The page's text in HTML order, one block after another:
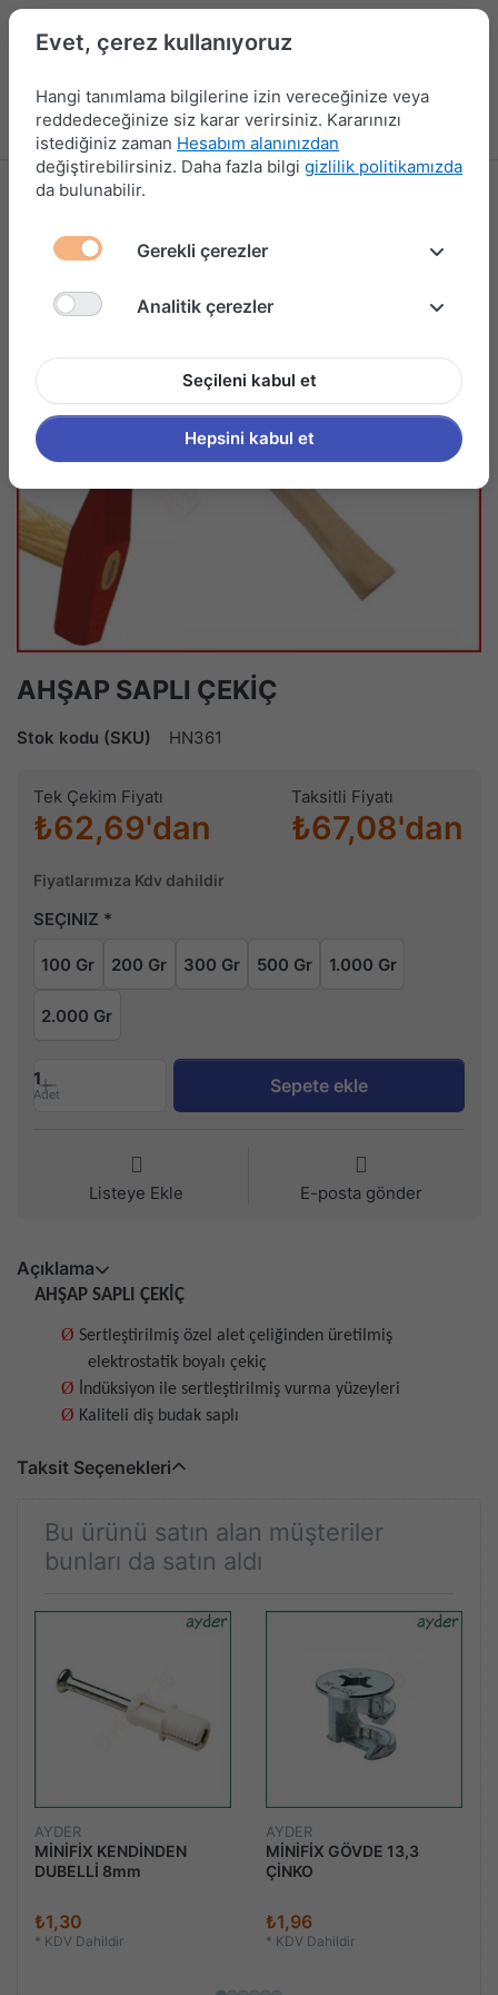
Menü Kampanyalar Yeni Ürünler Giriş yap
AHŞAP SAPLI ÇEKİÇ
Stok kodu (SKU) HN361
Tek Çekim Fiyatı
₺62,69'dan
Taksitli Fiyatı
₺67,08'dan
Fiyatlarımıza Kdv dahildir
SEÇINIZ
100 Gr 200 Gr 300 Gr 500 Gr 1.000 Gr
2.000 Gr
1
Adet Sepete ekle
Listeye Ekle E-posta gönder
Açıklama
AHŞAP SAPLI ÇEKİÇ
Ø Sertleştirilmiş özel alet çeliğinden üretilmiş
elektrostatik boyalı çekiç
Ø İndüksiyon ile sertleştirilmiş vurma yüzeyleri
Ø Kaliteli diş budak saplı
Taksit Seçenekleri
Bu ürünü satın alan müşteriler
bunları da satın aldı
AYDER
MİNİFİX KENDİNDEN
DUBELLİ 8mm
₺1,30
* KDV Dahildir
AYDER
MİNİFİX GÖVDE 13,3
ÇİNKO
₺1,96
* KDV Dahildir
Evet, çerez kullanıyoruz
Hangi tanımlama bilgilerine izin vereceğinize veya
reddedeceğinize siz karar verirsiniz. Kararınızı
istediğiniz zaman Hesabım alanınızdan
değiştirebilirsiniz. Daha fazla bilgi gizlilik politikamızda
da bulunabilir.
Gerekli çerezler
Analitik çerezler
Seçileni kabul et
Hepsini kabul et